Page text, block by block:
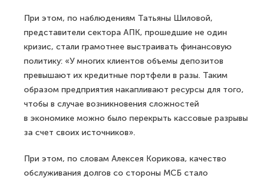
При этом, по наблюдениям Татьяны Шиловой,
представители сектора АПК, прошедшие не один
кризис, стали грамотнее выстраивать финансовую
политику: «У многих клиентов объемы депозитов
превышают их кредитные портфели в разы. Таким
образом предприятия накапливают ресурсы для того,
чтобы в случае возникновения сложностей
в экономике можно было перекрыть кассовые разрывы
за счет своих источников».
При этом, по словам Алексея Корикова, качество
обслуживания долгов со стороны МСБ стало